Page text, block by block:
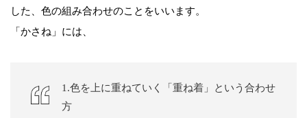
した、色の組み合わせのことをいいます。
「かさね」には、
1.色を上に重ねていく「重ね着」という合わせ
方